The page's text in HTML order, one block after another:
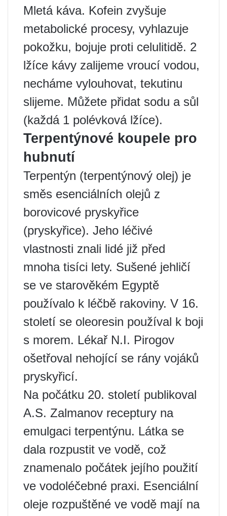
Mletá káva. Kofein zvyšuje
metabolické procesy, vyhlazuje
pokožku, bojuje proti celulitidě. 2
lžíce kávy zalijeme vroucí vodou,
necháme vylouhovat, tekutinu
slijeme. Můžete přidat sodu a sůl
(každá 1 polévková lžíce).
Terpentýnové koupele pro
hubnutí
Terpentýn (terpentýnový olej) je
směs esenciálních olejů z
borovicové pryskyřice
(pryskyřice). Jeho léčivé
vlastnosti znali lidé již před
mnoha tisíci lety. Sušené jehličí
se ve starověkém Egyptě
používalo k léčbě rakoviny. V 16.
století se oleoresin používal k boji
s morem. Lékař N.I. Pirogov
ošetřoval nehojící se rány vojáků
pryskyřicí.
Na počátku 20. století publikoval
A.S. Zalmanov receptury na
emulgaci terpentýnu. Látka se
dala rozpustit ve vodě, což
znamenalo počátek jejího použití
ve vodoléčebné praxi. Esenciální
oleje rozpuštěné ve vodě mají na